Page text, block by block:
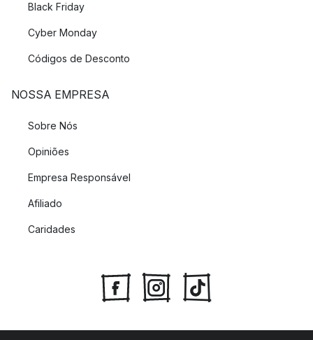
Black Friday
Cyber Monday
Códigos de Desconto
NOSSA EMPRESA
Sobre Nós
Opiniões
Empresa Responsável
Afiliado
Caridades